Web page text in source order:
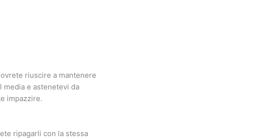
riuscire a mantenere
media e astenetevi da
impazzire.
ripagarli con la stessa